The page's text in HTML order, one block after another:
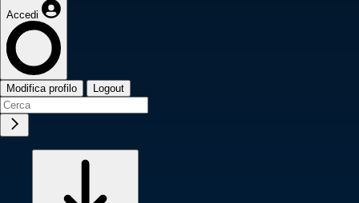
Accedi
Modifica profilo Logout